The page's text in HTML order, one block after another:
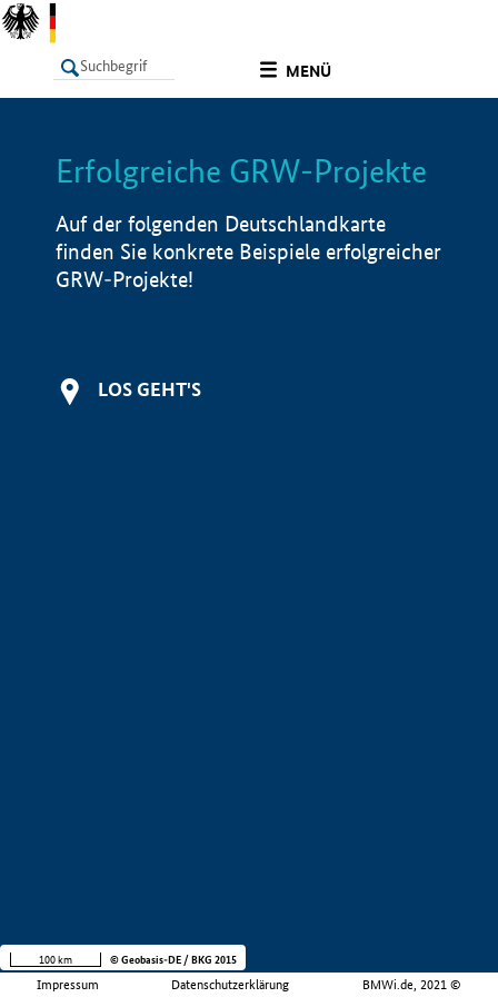
MENÜ
LISTE Info
Erfolgreiche GRW-Projekte
Auf der folgenden Deutschlandkarte
finden Sie konkrete Beispiele erfolgreicher
GRW-Projekte!
LOS GEHT'S
Impressum Datenschutzerklärung BMWi.de, 2021 ©
100 km © Geobasis-DE / BKG 2015